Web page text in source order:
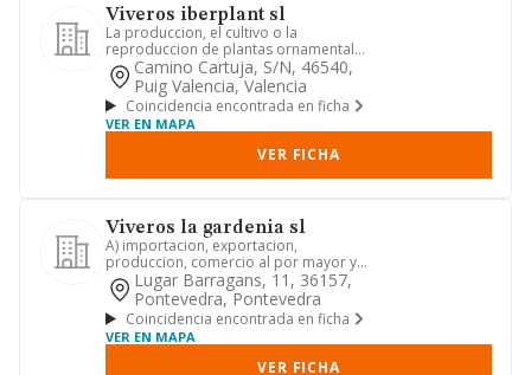
Viveros iberplant sl
La produccion, el cultivo o la
reproduccion de plantas ornamentales
y forestales, en fincas propias...
Camino Cartuja, S/n, 46540,
Puig Valencia, Valencia
Coincidencia encontrada en ficha
VER EN MAPA
VER FICHA
Viveros la gardenia sl
A) importacion, exportacion,
produccion, comercio al por mayor y
menor, transporte y distribucion d...
Lugar Barragans, 11, 36157,
Pontevedra, Pontevedra
Coincidencia encontrada en ficha
VER EN MAPA
VER FICHA